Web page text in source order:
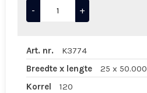
- +
Art. nr.
K3774
Breedte x lengte
25 x 50.000
Korrel
120